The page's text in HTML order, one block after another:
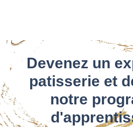
Devenez un
patisserie et
notre